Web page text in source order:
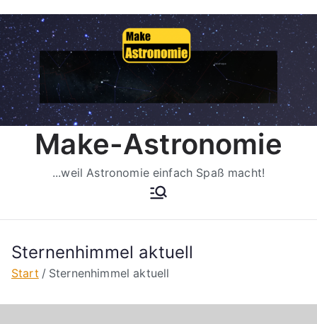
Inhalt
springen
Make-Astronomie
...weil Astronomie einfach Spaß macht!
Sternenhimmel aktuell
Start Sternenhimmel aktuell